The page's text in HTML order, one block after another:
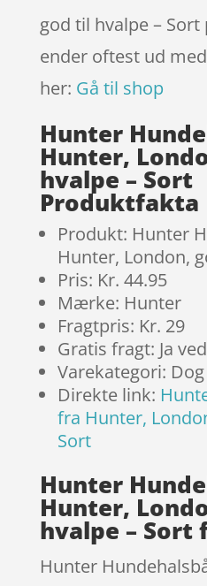
god til hvalpe –
ender oftest ud
her: Gå til shop
Hunter
Hunter,
hvalpe – Sort
Produktfakta
Produkt: Hunter
Hunter, London,
Pris: Kr. 44.95
Mærke: Hunter
Fragtpris: Kr. 29
Gratis fragt: Ja
Varekategori:
Direkte link:
fra Hunter,
Sort
Hunter
Hunter,
hvalpe – Sort
Hunter